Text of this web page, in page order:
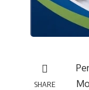
SHARE